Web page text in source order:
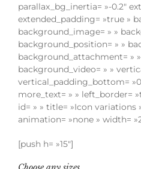
parallax_bg_inertia= »-0.2″
extended_padding= »true »
background_image= » »
background_position= » »
background_attachment= »
background_video= » »
vertical_padding_bottom=
more_text= » » left_border=
id= » » title= »Icon variations
animation= »none » width=
[push h= »15″]